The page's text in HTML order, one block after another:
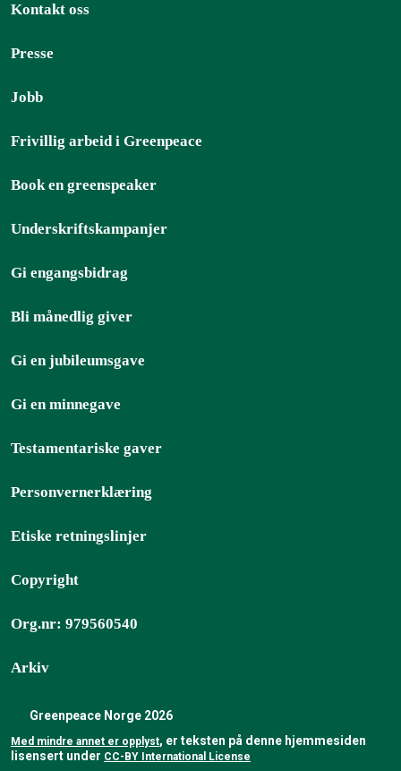
Kontakt oss
Presse
Jobb
Frivillig arbeid i Greenpeace
Book en greenspeaker
Underskriftskampanjer
Gi engangsbidrag
Bli månedlig giver
Gi en jubileumsgave
Gi en minnegave
Testamentariske gaver
Personvernerklæring
Etiske retningslinjer
Copyright
Org.nr: 979560540
Arkiv
Greenpeace Norge 2026
Med mindre annet er opplyst, er teksten på denne hjemmesiden
lisensert under CC-BY International License